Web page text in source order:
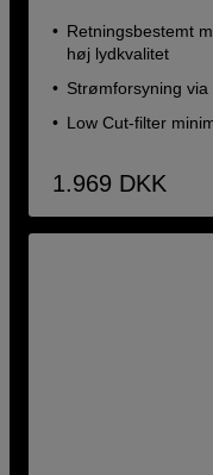
Retningsbestemt
høj lydkvalitet
Strømforsyning
Low Cut-filter
1.969 DKK